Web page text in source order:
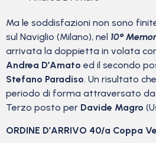
Ma le soddisfazioni non sono
sul Naviglio (Milano), nel 10°
arrivata la doppietta in volata
Andrea D’Amato ed il secondo
Stefano Paradiso. Un risultato
periodo di forma attraversato da
Terzo posto per Davide Magro
ORDINE D’ARRIVO 40/a Coppa